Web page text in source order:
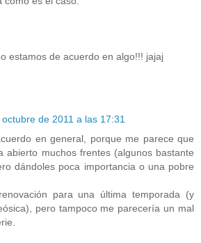
estamos de acuerdo en algo!!! jajaj
de 2011 a las 17:31
en general, porque me parece que
abierto muchos frentes (algunos bastante
dándoles poca importancia o una pobre
para una última temporada (y
pero tampoco me parecería un mal